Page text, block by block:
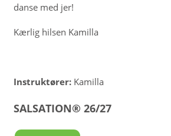
danse med jer!
Kærlig hilsen Kamilla
Instruktører:Kamilla
SALSATION® 26/27